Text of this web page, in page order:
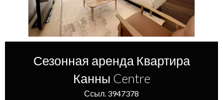
Сезонная аренда Квартира
Канны Centre
Ссыл. 3947378